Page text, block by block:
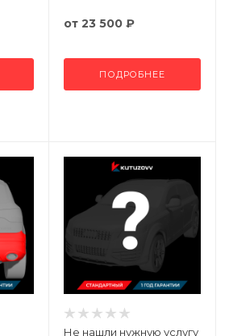
от 23 500 ₽
ПОДРОБНЕЕ
Не нашли нужную услугу